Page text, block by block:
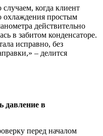
случаем, когда клиент
охлаждения простым
действительно
в забитом конденсаторе.
исправно, без
– делится
давление в
перед началом